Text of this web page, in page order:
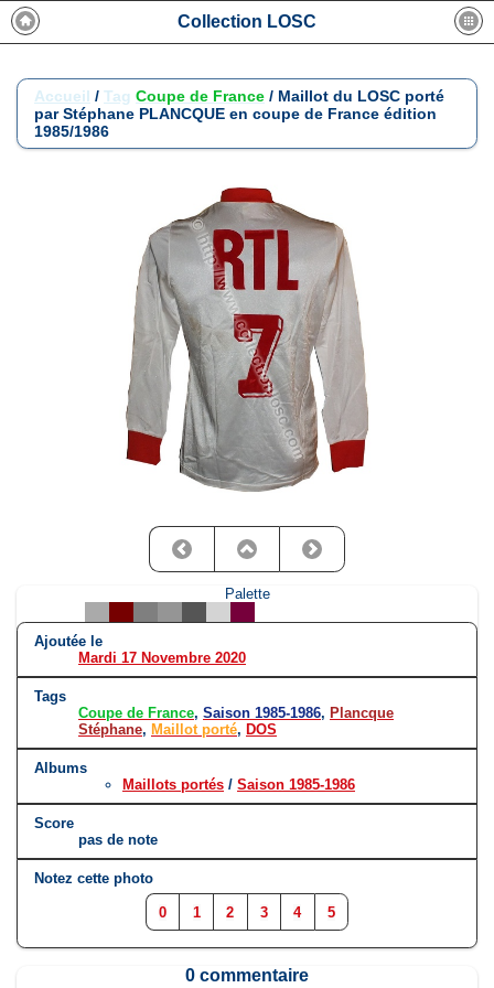
Collection LOSC
Accueil / Tag Coupe de France / Maillot du LOSC porté
par Stéphane PLANCQUE en coupe de France édition
1985/1986
Palette
Ajoutée le
Mardi 17 Novembre 2020
Tags
Coupe de France, Saison 1985-1986, Plancque
Stéphane, Maillot porté, DOS
Albums
Maillots portés / Saison 1985-1986
Score
pas de note
Notez cette photo
0 1 2 3 4 5
0 commentaire